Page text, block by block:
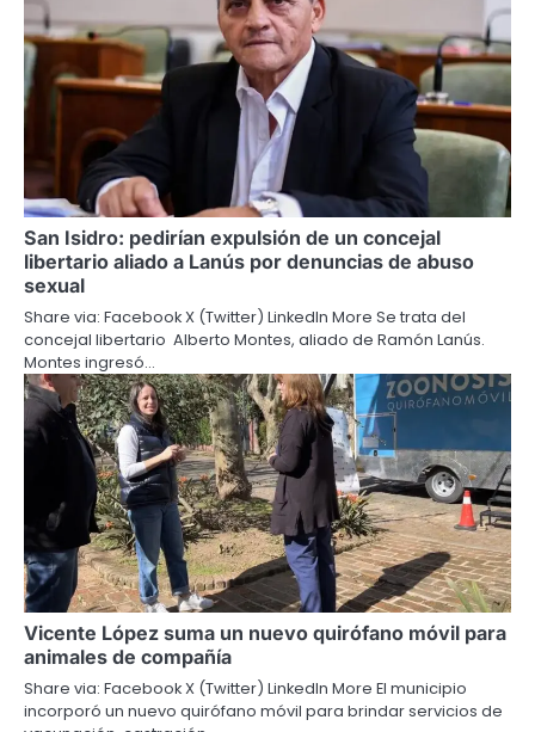
San Isidro: pedirían expulsión de un concejal
libertario aliado a Lanús por denuncias de abuso
sexual
Share via: Facebook X (Twitter) LinkedIn More Se trata del
concejal libertario Alberto Montes, aliado de Ramón Lanús.
Montes ingresó…
Vicente López suma un nuevo quirófano móvil para
animales de compañía
Share via: Facebook X (Twitter) LinkedIn More El municipio
incorporó un nuevo quirófano móvil para brindar servicios de